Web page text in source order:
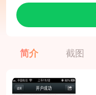
简介 截图